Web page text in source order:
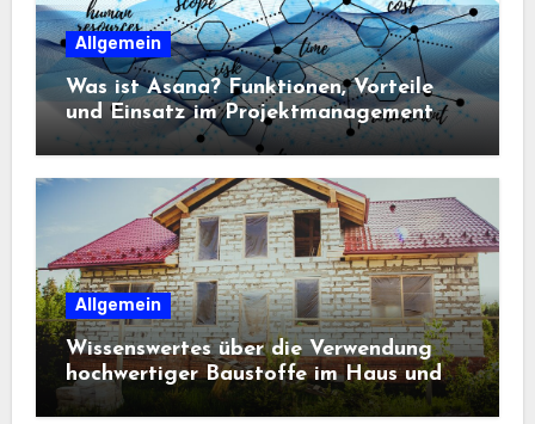
Allgemein
Was ist Asana? Funktionen, Vorteile
und Einsatz im Projektmanagement
Allgemein
Wissenswertes über die Verwendung
hochwertiger Baustoffe im Haus und
beim Hausbau